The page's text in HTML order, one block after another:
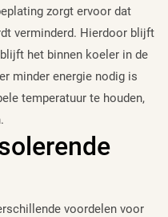
zorgt ervoor dat
verminderd. Hierdoor blijft
het binnen koeler in de
minder energie nodig is
temperatuur te houden,
voordelen voor